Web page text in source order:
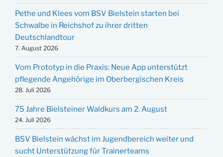
Pethe und Klees vom BSV Bielstein starten bei
Schwalbe in Reichshof zu ihrer dritten
Deutschlandtour
7. August 2026
Vom Prototyp in die Praxis: Neue App unterstützt
pflegende Angehörige im Oberbergischen Kreis
28. Juli 2026
75 Jahre Bielsteiner Waldkurs am 2. August
24. Juli 2026
BSV Bielstein wächst im Jugendbereich weiter und
sucht Unterstützung für Trainerteams